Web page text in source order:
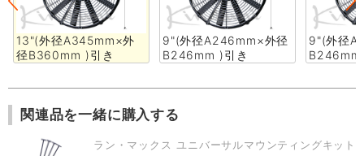
13"(外径A345mm×外
径B360mm )引き
9"(外径A246mm×外径
B246mm )引き
9"(外径
B246mm
関連品を一緒に購入する
ラン・マックス ユニバーサルマウンティングキット